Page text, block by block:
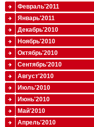
Февраль'2011
Январь'2011
Декабрь'2010
Ноябрь'2010
Октябрь'2010
Сентябрь'2010
Август'2010
Июль'2010
Июнь'2010
Май'2010
Апрель'2010